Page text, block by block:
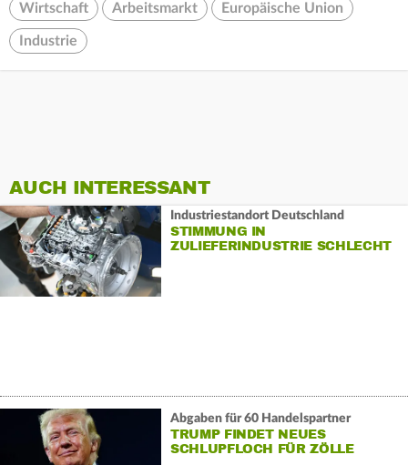
Wirtschaft Arbeitsmarkt Europäische Union
Industrie
AUCH INTERESSANT
Industriestandort Deutschland
STIMMUNG IN
ZULIEFERINDUSTRIE SCHLECHT
Abgaben für 60 Handelspartner
TRUMP FINDET NEUES
SCHLUPFLOCH FÜR ZÖLLE